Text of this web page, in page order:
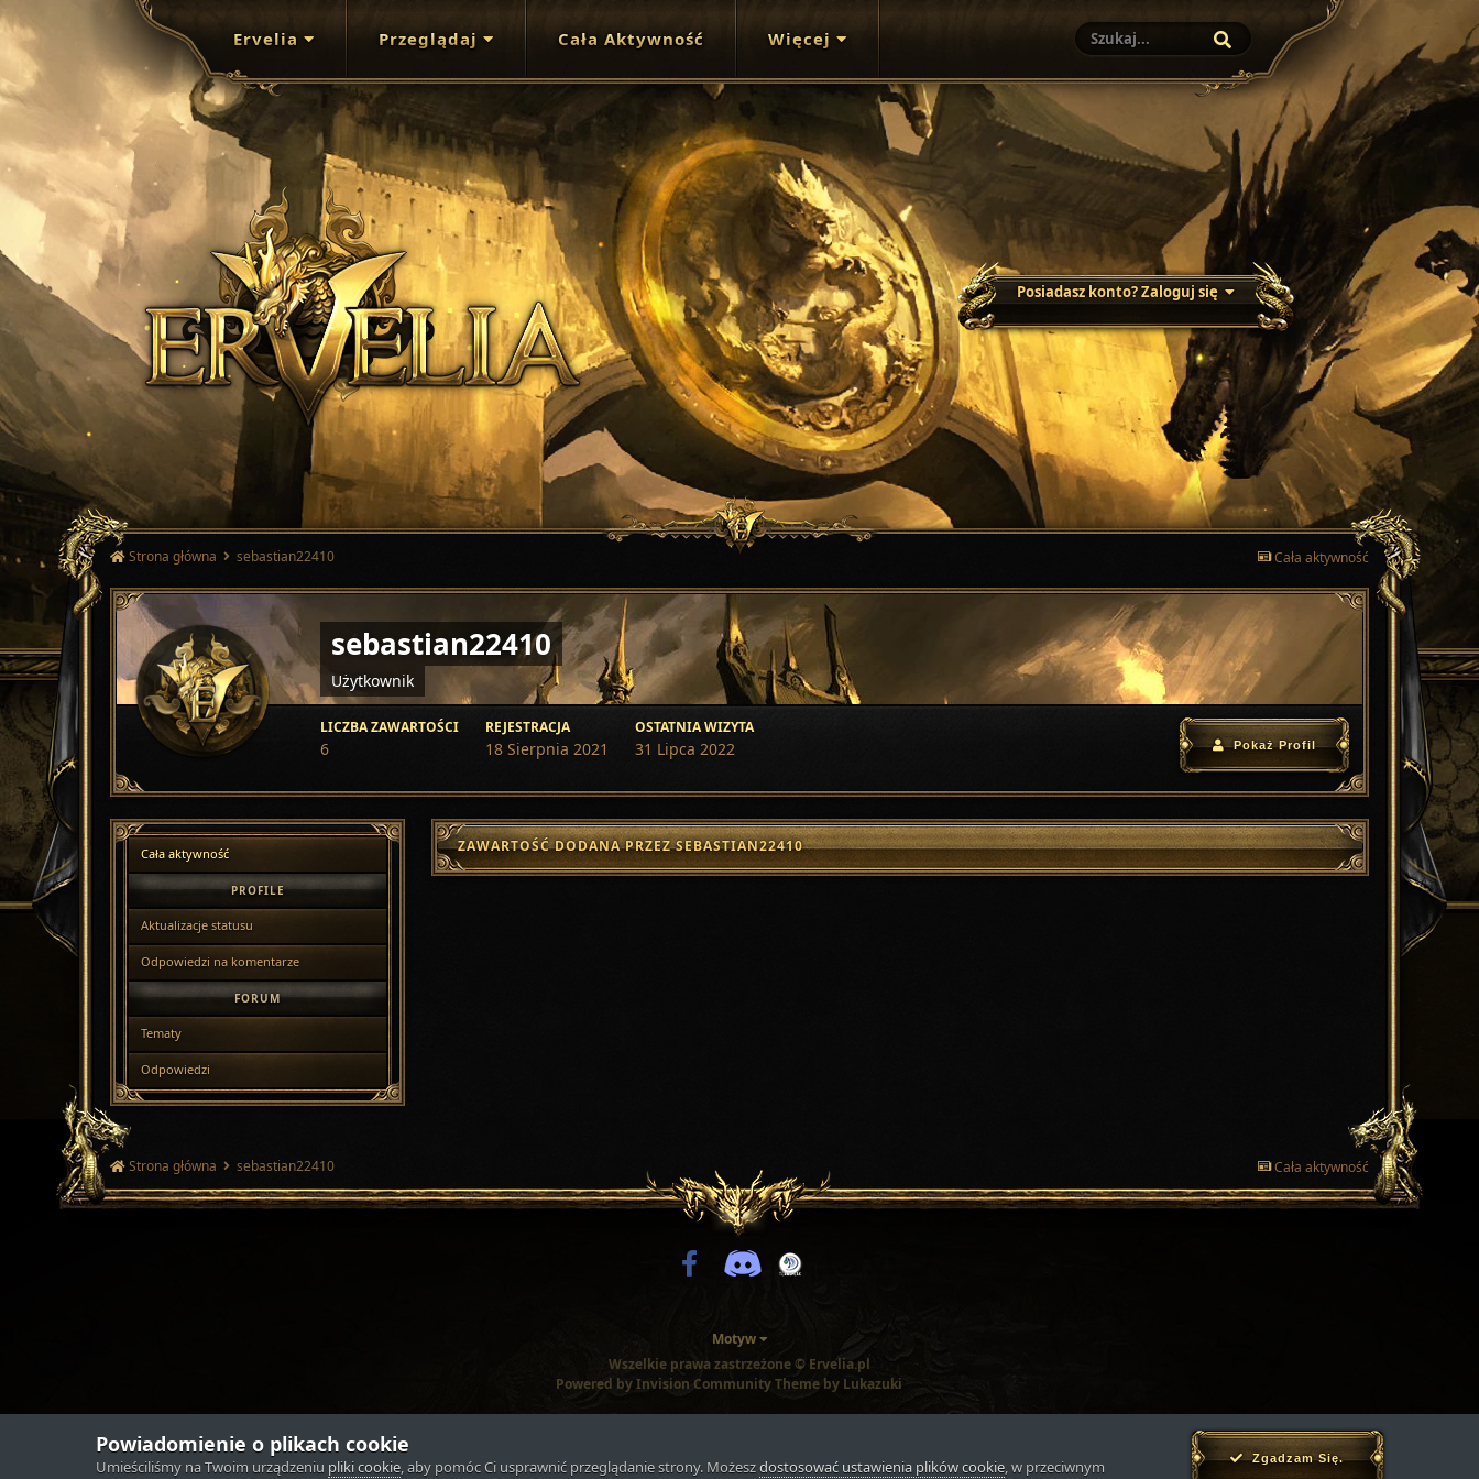
Posiadasz konto? Zaloguj się
Ervelia Przeglądaj Cała Aktywność Więcej
Cała aktywność
Strona główna sebastian22410
sebastian22410
Użytkownik
Pokaż Profil
LICZBA ZAWARTOŚCI
6
REJESTRACJA
18 Sierpnia 2021
OSTATNIA WIZYTA
31 Lipca 2022
Cała aktywność
PROFILE
Aktualizacje statusu
Odpowiedzi na komentarze
FORUM
Tematy
Odpowiedzi
ZAWARTOŚĆ DODANA PRZEZ SEBASTIAN22410
Cała aktywność
Strona główna sebastian22410
Motyw
Wszelkie prawa zastrzeżone © Ervelia.pl
Powered by Invision Community Theme by Lukazuki
Powiadomienie o plikach cookie
Umieściliśmy na Twoim urządzeniu pliki cookie, aby pomóc Ci usprawnić przeglądanie strony. Możeszdostosować ustawienia plików cookie, w przeciwnym
Zgadzam Się.